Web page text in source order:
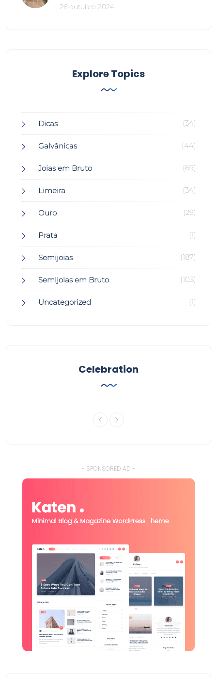
26 outubro 2024
Explore Topics
Dicas (34)
Galvânicas (44)
Joias em Bruto (69)
Limeira (34)
Ouro (29)
Prata (1)
Semijoias (187)
Semijoias em Bruto (103)
Uncategorized (1)
Celebration
- SPONSORED AD -